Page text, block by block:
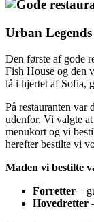
Urban
Den første af gode
Fish House og den
lå i hjertet af Sofia,
På restauranten var
udenfor. Vi valgte
menukort og vi
herefter bestilte vi
Maden vi bestilte
Forretter –
Hovedretter